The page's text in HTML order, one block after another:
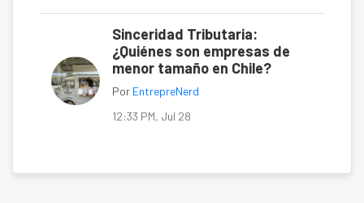
Sinceridad Tributaria:
¿Quiénes son empresas de
menor tamaño en Chile?
Por EntrepreNerd
12:33 PM, Jul 28